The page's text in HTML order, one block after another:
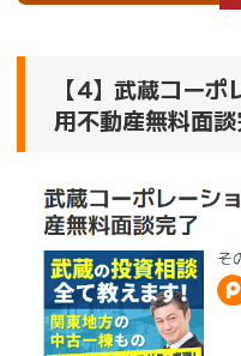
【4】武蔵コー
用不動産無料面